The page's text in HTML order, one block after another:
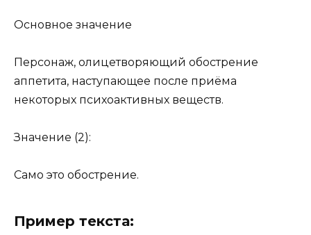
Основное значение
Персонаж, олицетворяющий обострение
аппетита, наступающее после приёма
некоторых психоактивных веществ.
Значение (2):
Само это обострение.
Пример текста: